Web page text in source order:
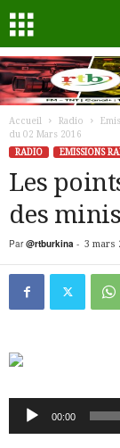
Accueil Radio
du 02 Mars 2016
RADIO
EMISSIONS
Les
des
Par @rtburkina - 3 mars
Lecteur
audio
00:00